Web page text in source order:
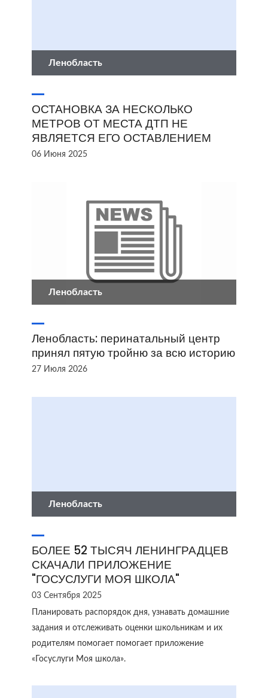
Ленобласть
ОСТАНОВКА ЗА НЕСКОЛЬКО
МЕТРОВ ОТ МЕСТА ДТП НЕ
ЯВЛЯЕТСЯ ЕГО ОСТАВЛЕНИЕМ
06 Июня 2025
Ленобласть
Ленобласть: перинатальный центр
принял пятую тройню за всю историю
27 Июля 2026
Ленобласть
БОЛЕЕ 52 ТЫСЯЧ ЛЕНИНГРАДЦЕВ
СКАЧАЛИ ПРИЛОЖЕНИЕ
"ГОСУСЛУГИ МОЯ ШКОЛА"
03 Сентября 2025
Планировать распорядок дня, узнавать домашние
задания и отслеживать оценки школьникам и их
родителям помогает помогает приложение
«Госуслуги Моя школа».